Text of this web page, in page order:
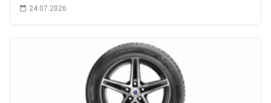
24.07.2026